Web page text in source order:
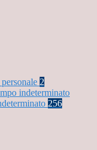
2
indeterminato
256